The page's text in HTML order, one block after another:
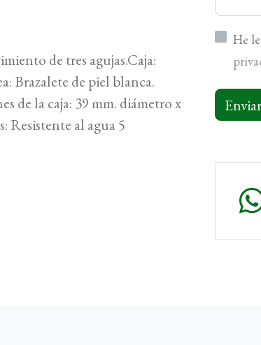
de tres agujas.Caja:
Brazalete de piel blanca.
de la caja: 39 mm. diámetro x
Resistente al agua 5
He
Enviar